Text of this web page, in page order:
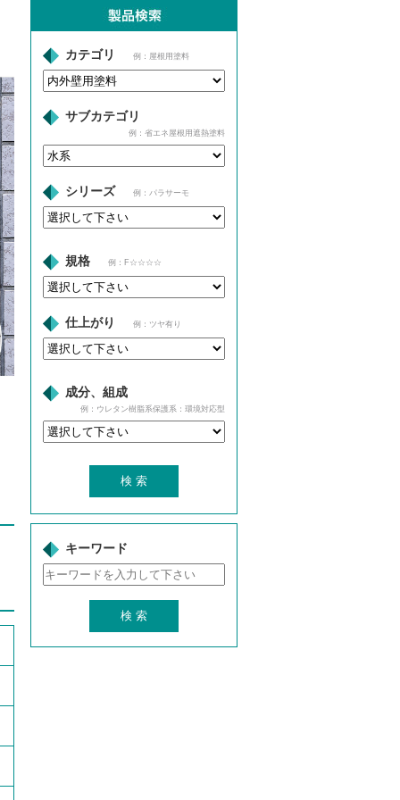
カテゴリ 例：屋根用塗料
サブカテゴリ
例：省エネ屋根用遮熱塗料
シリーズ 例：パラサーモ
規格 例：F☆☆☆☆
仕上がり 例：ツヤ有り
成分、組成
例：ウレタン樹脂系保護系：環境対応型
キーワード